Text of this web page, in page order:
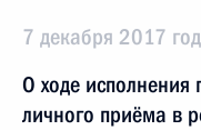
7 декабря 2017
О ходе исполнения
личного приёма в